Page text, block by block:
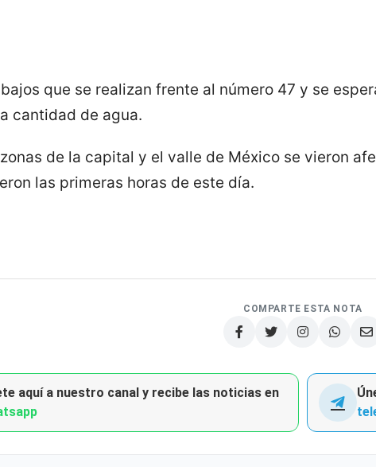
que se realizan frente al número 47 y se
cantidad de agua.
de la capital y el valle de México se vieron
las primeras horas de este día.
COMPARTE ESTA NOTA
aquí a nuestro canal y recibe las noticias en